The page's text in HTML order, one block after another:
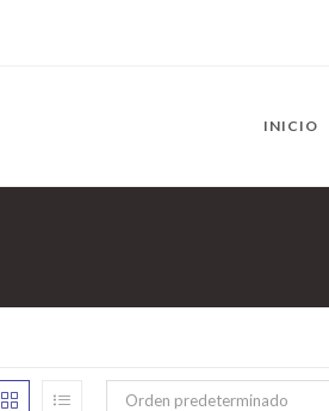
INICIO
Orden predeterminado